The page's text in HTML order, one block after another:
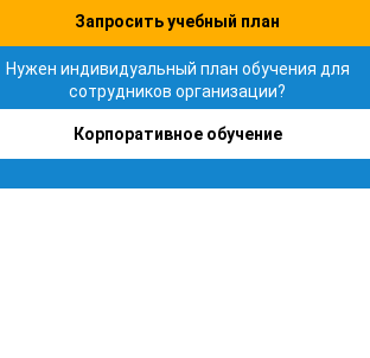
Запросить учебный план
Нужен индивидуальный план обучения для
сотрудников организации?
Корпоративное обучение